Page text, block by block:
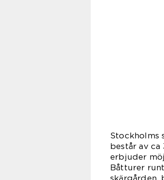
Stockholms
består av ca
erbjuder
Båtturer
skärgården,